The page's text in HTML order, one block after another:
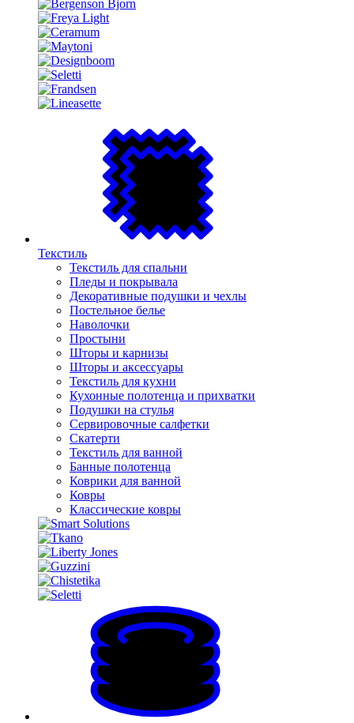
Текстиль
Текстиль для спальни
Пледы и покрывала
Декоративные подушки и чехлы
Постельное белье
Наволочки
Простыни
Шторы и карнизы
Шторы и аксессуары
Текстиль для кухни
Кухонные полотенца и прихватки
Подушки на стулья
Сервировочные салфетки
Скатерти
Текстиль для ванной
Банные полотенца
Коврики для ванной
Ковры
Классические ковры